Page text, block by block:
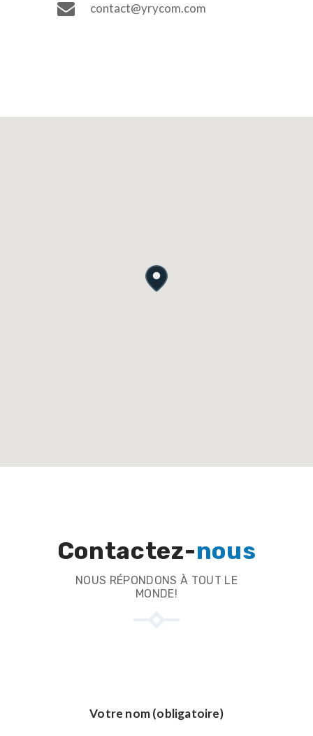
contact@yrycom.com
Contactez-nous
NOUS RÉPONDONS À TOUT LE
MONDE!
Votre nom (obligatoire)